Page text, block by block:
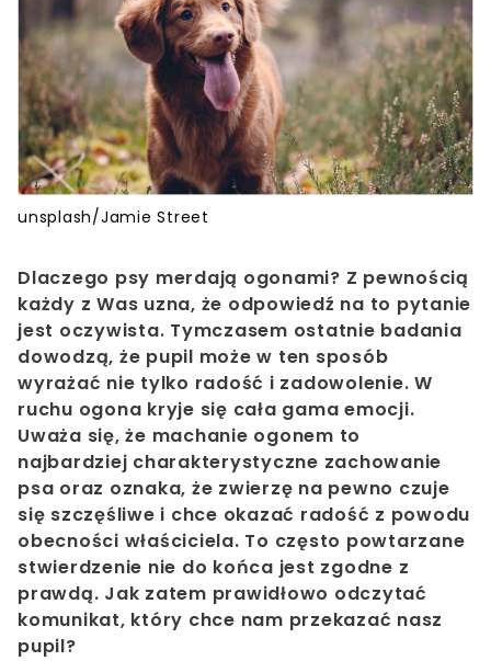
unsplash/Jamie Street
Dlaczego psy merdają ogonami? Z pewnością
każdy z Was uzna, że odpowiedź na to pytanie
jest oczywista. Tymczasem ostatnie badania
dowodzą, że pupil może w ten sposób
wyrażać nie tylko radość i zadowolenie. W
ruchu ogona kryje się cała gama emocji.
Uważa się, że machanie ogonem to
najbardziej charakterystyczne zachowanie
psa oraz oznaka, że zwierzę na pewno czuje
się szczęśliwe i chce okazać radość z powodu
obecności właściciela. To często powtarzane
stwierdzenie nie do końca jest zgodne z
prawdą. Jak zatem prawidłowo odczytać
komunikat, który chce nam przekazać nasz
pupil?